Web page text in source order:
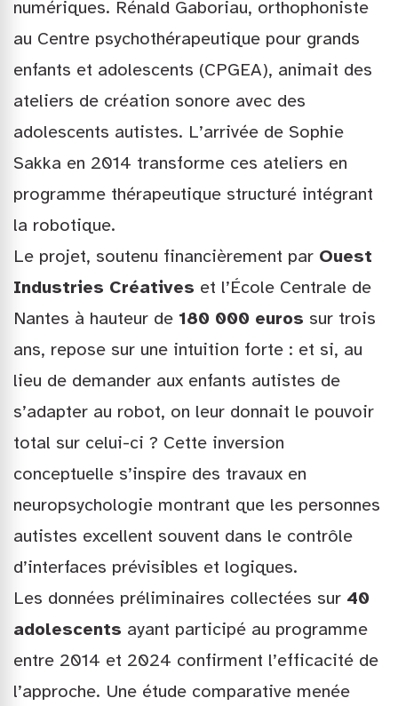
numériques. Rénald Gaboriau, orthophoniste
au Centre psychothérapeutique pour grands
enfants et adolescents (CPGEA), animait des
ateliers de création sonore avec des
adolescents autistes. L’arrivée de Sophie
Sakka en 2014 transforme ces ateliers en
programme thérapeutique structuré intégrant
la robotique.
Le projet, soutenu financièrement par Ouest
Industries Créatives et l’École Centrale de
Nantes à hauteur de 180 000 euros sur trois
ans, repose sur une intuition forte : et si, au
lieu de demander aux enfants autistes de
s’adapter au robot, on leur donnait le pouvoir
total sur celui-ci ? Cette inversion
conceptuelle s’inspire des travaux en
neuropsychologie montrant que les personnes
autistes excellent souvent dans le contrôle
d’interfaces prévisibles et logiques.
Les données préliminaires collectées sur 40
adolescents ayant participé au programme
entre 2014 et 2024 confirment l’efficacité de
l’approche. Une étude comparative menée